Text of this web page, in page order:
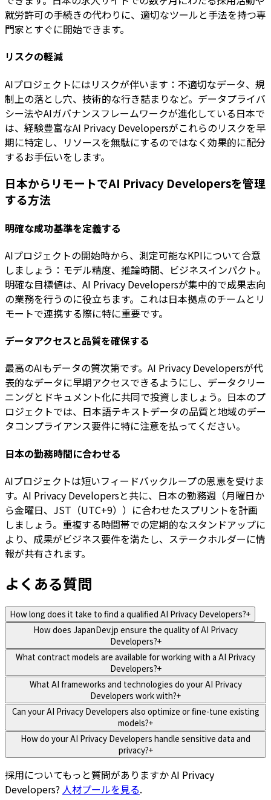
就労許可の手続きの代わりに、適切なツールと手法を持つ専
門家とすぐに開始できます。
リスクの軽減
AIプロジェクトにはリスクが伴います：不適切なデータ、規
制上の落とし穴、技術的な行き詰まりなど。データプライバ
シー法やAIガバナンスフレームワークが進化している日本で
は、経験豊富なAI Privacy Developersがこれらのリスクを早
期に特定し、リソースを無駄にするのではなく効果的に配分
するお手伝いをします。
日本からリモートでAI Privacy Developersを管理
する方法
明確な成功基準を定義する
AIプロジェクトの開始時から、測定可能なKPIについて合意
しましょう：モデル精度、推論時間、ビジネスインパクト。
明確な目標値は、AI Privacy Developersが集中的で成果志向
の業務を行うのに役立ちます。これは日本拠点のチームとリ
モートで連携する際に特に重要です。
データアクセスと品質を確保する
最高のAIもデータの質次第です。AI Privacy Developersが代
表的なデータに早期アクセスできるようにし、データクリー
ニングとドキュメント化に共同で投資しましょう。日本のプ
ロジェクトでは、日本語テキストデータの品質と地域のデー
タコンプライアンス要件に特に注意を払ってください。
日本の勤務時間に合わせる
AIプロジェクトは短いフィードバックループの恩恵を受けま
す。AI Privacy Developersと共に、日本の勤務週（月曜日か
ら金曜日、JST（UTC+9））に合わせたスプリントを計画
しましょう。重複する時間帯での定期的なスタンドアップに
より、成果がビジネス要件を満たし、ステークホルダーに情
報が共有されます。
よくある質問
How long does it take to find a qualified AI Privacy Developers?+
How does JapanDev.jp ensure the quality of AI Privacy
Developers?+
What contract models are available for working with a AI Privacy
Developers?+
What AI frameworks and technologies do your AI Privacy
Developers work with?+
Can your AI Privacy Developers also optimize or fine-tune existing
models?+
How do your AI Privacy Developers handle sensitive data and
privacy?+
採用についてもっと質問がありますかAI Privacy
Developers? 人材プールを見る.